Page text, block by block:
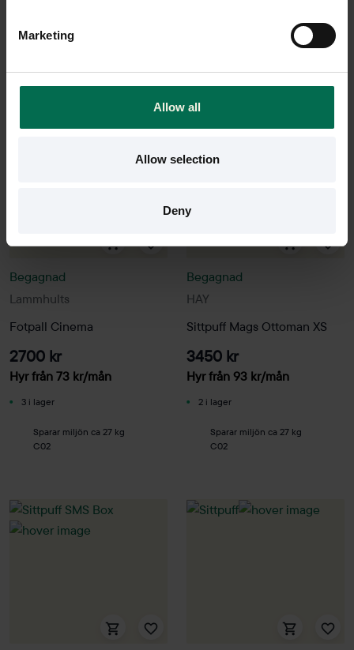
Marketing
Allow all
Allow selection
Deny
Sparar miljön ca 27 kg
Lammhults
Begagnad
Fotpall Cinema
2700 kr
Hyr från 73 kr/mån
3 i lager
Sparar miljön ca 27 kg
C02
HAY
Begagnad
Sittpuff Mags Ottoman XS
3450 kr
Hyr från 93 kr/mån
2 i lager
Sparar miljön ca 27 kg
C02